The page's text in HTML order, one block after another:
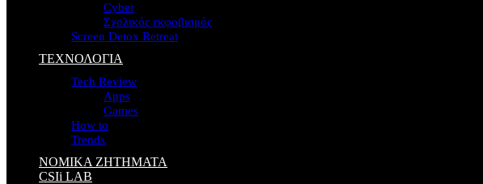
Cyber
Σχολικός εκφοβισμός
Screen Detox Retreat
ΤΕΧΝΟΛΟΓΙΑ
Tech Review
Apps
Games
How to
Trends
ΝΟΜΙΚΑ ΖΗΤΗΜΑΤΑ
CSIi LAB